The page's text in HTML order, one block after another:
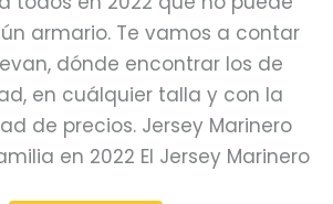
armario. Te vamos a contar
dónde encontrar los de
en cuálquier talla y con la
de precios. Jersey Marinero
en 2022 El Jersey Marinero